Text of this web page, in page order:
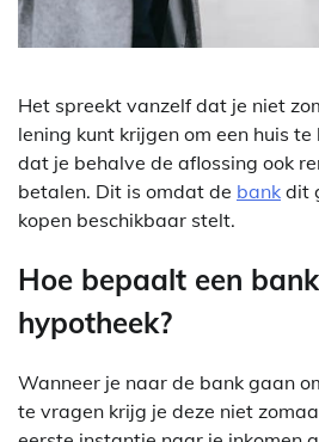
Het spreekt vanzelf dat je niet
lening kunt krijgen om een huis
dat je behalve de aflossing ook
betalen. Dit is omdat de bank dit
kopen beschikbaar stelt.
Hoe bepaalt een
hypotheek?
Wanneer je naar de bank gaan
te vragen krijg je deze niet